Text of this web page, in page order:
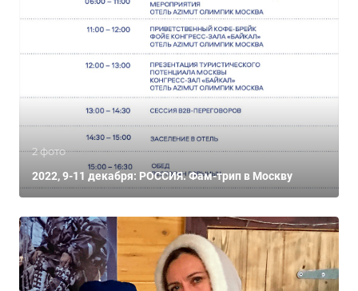
2 фото
2022, 9-11 декабря: РОССИЯ. Фам-трип в Москву